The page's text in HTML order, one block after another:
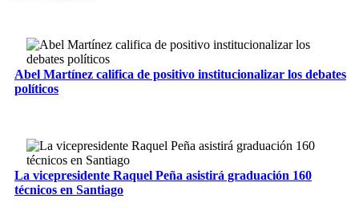
Abel Martínez califica de positivo institucionalizar los debates
políticos
La vicepresidente Raquel Peña asistirá graduación 160
técnicos en Santiago